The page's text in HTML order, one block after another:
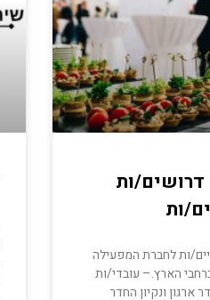
דרושים/ות
ות
ות לחברת המפעילה
הארץ.– עובדי/ות
ארגון ונקיון החדר